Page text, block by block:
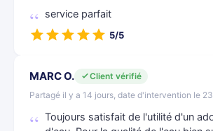
service parfait
5/5
MARC O.
Client vérifié
Partagé il y a 14 jours, date d'intervention le
Toujours satisfait de l'utilité d'un